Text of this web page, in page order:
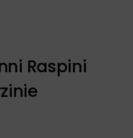
Raspini